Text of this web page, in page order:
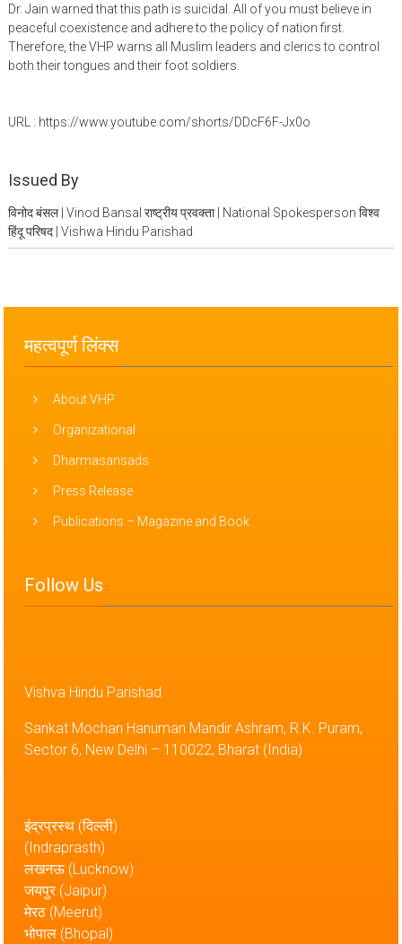
Dr. Jain warned that this path is suicidal. All of you must believe in
peaceful coexistence and adhere to the policy of nation first.
Therefore, the VHP warns all Muslim leaders and clerics to control
both their tongues and their foot soldiers.
URL : https://www.youtube.com/shorts/DDcF6F-Jx0o
Issued By
विनोद बंसल | Vinod Bansal राष्ट्रीय प्रवक्ता | National Spokesperson विश्व
हिंदू परिषद | Vishwa Hindu Parishad
महत्वपूर्ण लिंक्स
About VHP
Organizational
Dharmasansads
Press Release
Publications – Magazine and Book
Follow Us
Vishva Hindu Parishad
Sankat Mochan Hanuman Mandir Ashram, R.K. Puram,
Sector 6, New Delhi – 110022, Bharat (India)
इंद्रप्रस्थ (दिल्ली)
(Indraprasth)
लखनऊ (Lucknow)
जयपुर (Jaipur)
मेरठ (Meerut)
भोपाल (Bhopal)